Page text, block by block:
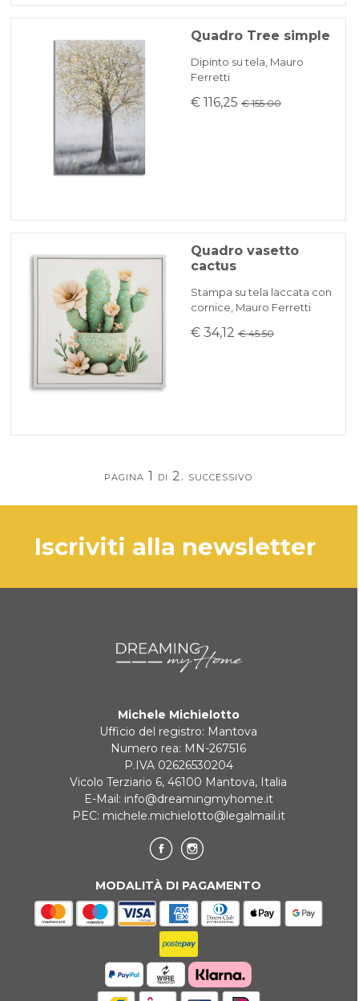
Quadro Tree simple
Dipinto su tela, Mauro
Ferretti
€ 116,25 € 155.00
Quadro vasetto
cactus
Stampa su tela laccata con
cornice, Mauro Ferretti
€ 34,12 € 45.50
pagina 1 di 2. successivo
iscriviti alla newsletter
Michele Michielotto
Ufficio del registro: Mantova
Numero rea: MN-267516
P.IVA 02626530204
Vicolo Terziario 6, 46100 Mantova, Italia
E-Mail: info@dreamingmyhome.it
PEC: michele.michielotto@legalmail.it
MODALITÀ DI PAGAMENTO